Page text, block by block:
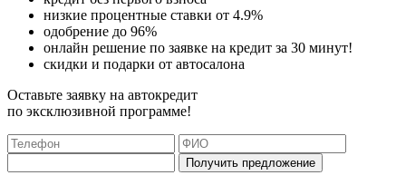
низкие процентные ставки от 4.9%
одобрение до 96%
онлайн решение по заявке на кредит за 30 минут!
скидки и подарки от автосалона
Оставьте заявку на автокредит
по эксклюзивной программе!
Получить предложение